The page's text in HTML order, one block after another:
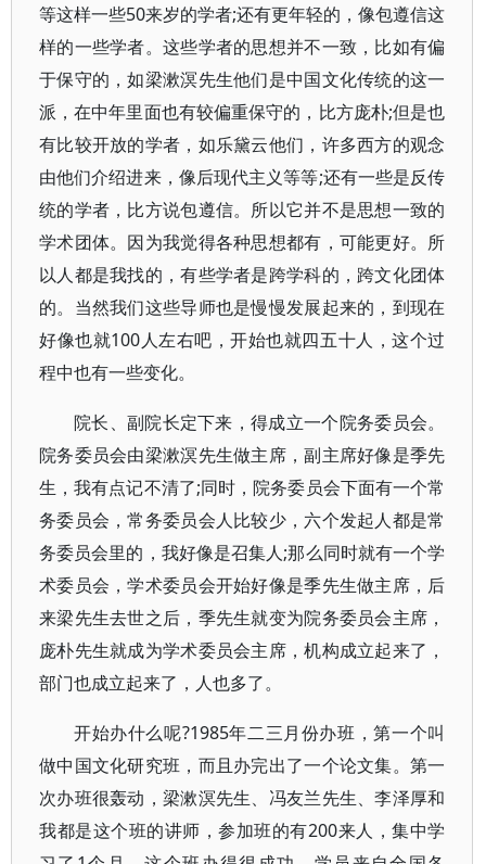
等这样一些50来岁的学者;还有更年轻的，像包遵信这
样的一些学者。这些学者的思想并不一致，比如有偏
于保守的，如梁漱溟先生他们是中国文化传统的这一
派，在中年里面也有较偏重保守的，比方庞朴;但是也
有比较开放的学者，如乐黛云他们，许多西方的观念
由他们介绍进来，像后现代主义等等;还有一些是反传
统的学者，比方说包遵信。所以它并不是思想一致的
学术团体。因为我觉得各种思想都有，可能更好。所
以人都是我找的，有些学者是跨学科的，跨文化团体
的。当然我们这些导师也是慢慢发展起来的，到现在
好像也就100人左右吧，开始也就四五十人，这个过
程中也有一些变化。
院长、副院长定下来，得成立一个院务委员会。
院务委员会由梁漱溟先生做主席，副主席好像是季先
生，我有点记不清了;同时，院务委员会下面有一个常
务委员会，常务委员会人比较少，六个发起人都是常
务委员会里的，我好像是召集人;那么同时就有一个学
术委员会，学术委员会开始好像是季先生做主席，后
来梁先生去世之后，季先生就变为院务委员会主席，
庞朴先生就成为学术委员会主席，机构成立起来了，
部门也成立起来了，人也多了。
开始办什么呢?1985年二三月份办班，第一个叫
做中国文化研究班，而且办完出了一个论文集。第一
次办班很轰动，梁漱溟先生、冯友兰先生、李泽厚和
我都是这个班的讲师，参加班的有200来人，集中学